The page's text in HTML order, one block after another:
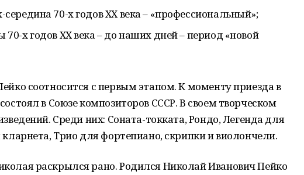
70-х годов XX века – «профессиональный»;
70-х годов XX века – до наших дней – период «новой
соотносится с первым этапом. К моменту приезда в
в Союзе композиторов СССР. В своем творческом
Среди них: Соната-токката, Рондо, Легенда для
Трио для фортепиано, скрипки и виолончели.
раскрылся рано. Родился Николай Иванович Пейко